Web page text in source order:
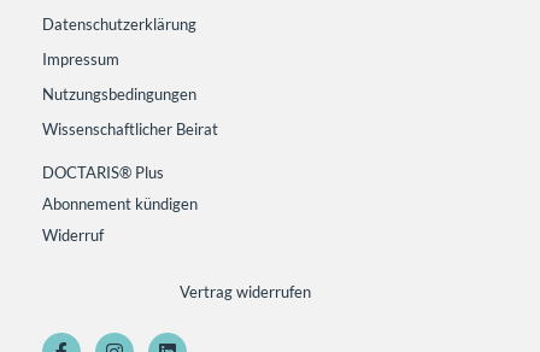
Datenschutzerklärung
Impressum
Nutzungsbedingungen
Wissenschaftlicher Beirat
DOCTARIS® Plus
Abonnement kündigen
Widerruf
Vertrag widerrufen